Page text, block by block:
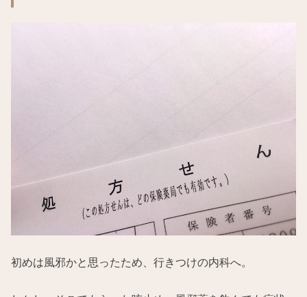
初めは風邪かと思ったため、行きつけの内科へ。